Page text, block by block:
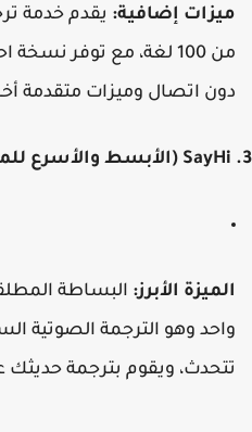
إضافية:يقدم خدمة
اتصال وميزات متقدمة
الأبرز:البساطة
وهو الترجمة الصوتية
ويقوم بترجمة حديثك